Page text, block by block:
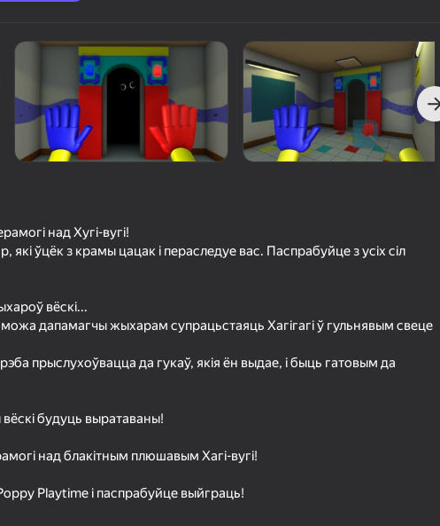
Ваги Попи Плей
Тайм
Play Here
Хорары
48 Рэйтынг Яндэкс Гульняў
3,8 Ацэнка гульцоў
над Хугі-вугі!
які ўцёк з крамы цацак і пераследуе вас. Паспрабуйце з усіх сіл
вёскі...
можа дапамагчы жыхарам супрацьстаяць Хагігагі ў гульнявым свеце
прыслухоўвацца да гукаў, якія ён выдае, і быць гатовым да
будуць выратаваны!
над блакітным плюшавым Хагі-вугі!
Playtime і паспрабуйце выйграць!